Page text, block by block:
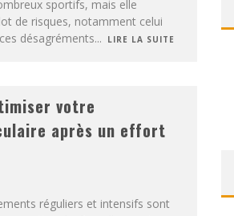
sportifs, mais elle
de risques, notamment celui
désagréments... LIRE LA SUITE
votre
après un effort
réguliers et intensifs sont